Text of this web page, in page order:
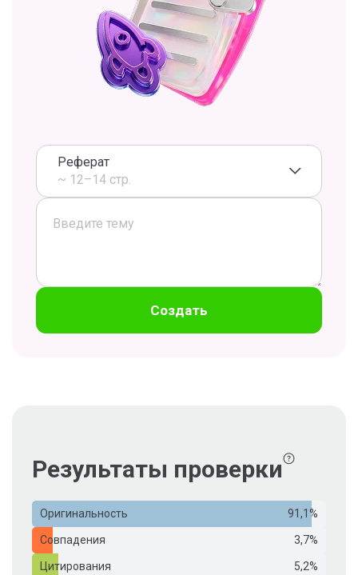
Реферат
~ 12–14 стр.
Создать
Результаты проверки
Оригинальность 91,1%
Совпадения 3,7%
Цитирования 5,2%